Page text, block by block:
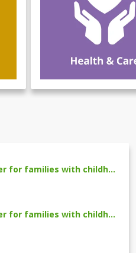
Making everyday life easier for families with childhood cancer
Making everyday life easier for families with childhood cancer